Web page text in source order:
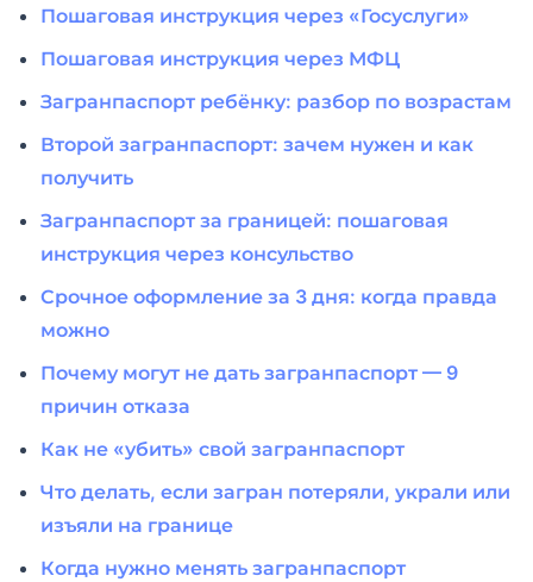
Пошаговая инструкция через «Госуслуги»
Пошаговая инструкция через МФЦ
Загранпаспорт ребёнку: разбор по возрастам
Второй загранпаспорт: зачем нужен и как
получить
Загранпаспорт за границей: пошаговая
инструкция через консульство
Срочное оформление за 3 дня: когда правда
можно
Почему могут не дать загранпаспорт — 9
причин отказа
Как не «убить» свой загранпаспорт
Что делать, если загран потеряли, украли или
изъяли на границе
Когда нужно менять загранпаспорт